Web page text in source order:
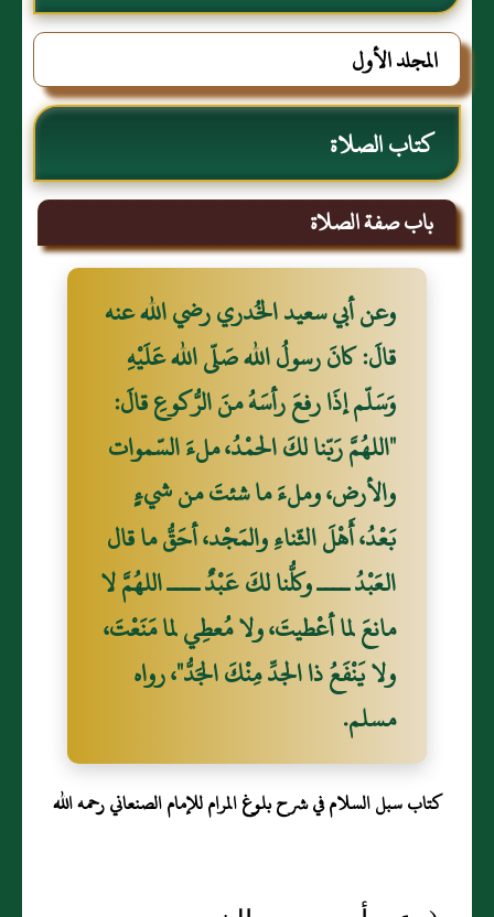
الصنعاني رحمه الله
المجلد الأول
كتاب الصلاة
باب صفة الصلاة
وعن أبي سعيد الخُدري رضي الله عنه
قالَ: كانَ رسولُ الله صَلّى الله عَلَيْهِ
وَسَلّم إذَا رفعَ رأسَهُ منَ الرُّكوعِ قالَ:
"اللهُمَّ رَبّنا لكَ الحمْدُ، ملءَ السّموات
والأرض، وملءَ ما شئتَ من شيءٍ
بَعْدُ، أَهْلَ الثّناءِ والمَجْد، أحَقُّ ما قال
العَبْدُ ــــ وكلُّنا لكَ عَبْدٌ ــــ اللهُمَّ لا
مانعَ لما أعْطيتَ، ولا مُعطِي لما مَنَعْتَ،
ولا يَنْفَعُ ذا الجدِّ مِنْكَ الجَدُّ"، رواه
مسلم.
كتاب سبل السلام في شرح بلوغ المرام للإمام الصنعاني رحمه الله